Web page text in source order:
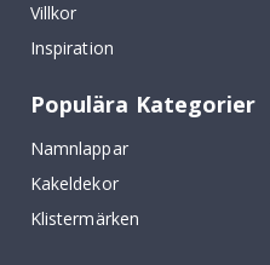
Villkor
Inspiration
Populära Kategorier
Namnlappar
Kakeldekor
Klistermärken